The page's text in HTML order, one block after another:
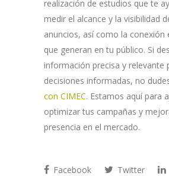
realización de estudios que te
medir el alcance y la visibilidad
anuncios, así como la conexión
que generan en tu público. Si
información precisa y relevante
decisiones informadas, no
con CIMEC. Estamos aquí para
optimizar tus campañas y
presencia en el mercado.
Facebook Twitter